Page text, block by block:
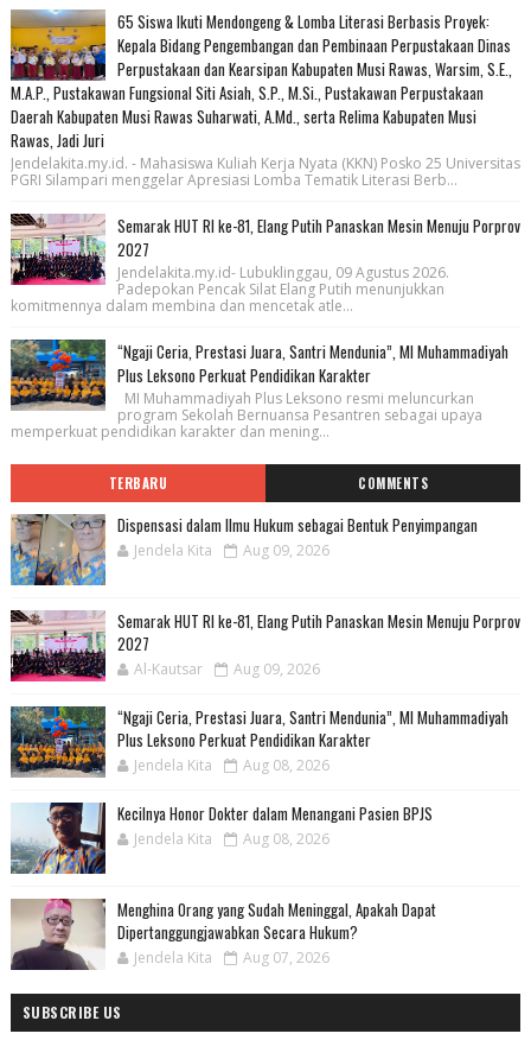
65 Siswa Ikuti Mendongeng & Lomba Literasi Berbasis Proyek:
Kepala Bidang Pengembangan dan Pembinaan Perpustakaan Dinas
Perpustakaan dan Kearsipan Kabupaten Musi Rawas, Warsim, S.E.,
M.A.P., Pustakawan Fungsional Siti Asiah, S.P., M.Si., Pustakawan Perpustakaan
Daerah Kabupaten Musi Rawas Suharwati, A.Md., serta Relima Kabupaten Musi
Rawas, Jadi Juri
Jendelakita.my.id. - Mahasiswa Kuliah Kerja Nyata (KKN) Posko 25 Universitas
PGRI Silampari menggelar Apresiasi Lomba Tematik Literasi Berb...
Semarak HUT RI ke-81, Elang Putih Panaskan Mesin Menuju Porprov
2027
Jendelakita.my.id- Lubuklinggau, 09 Agustus 2026.
Padepokan Pencak Silat Elang Putih menunjukkan
komitmennya dalam membina dan mencetak atle...
“Ngaji Ceria, Prestasi Juara, Santri Mendunia”, MI Muhammadiyah
Plus Leksono Perkuat Pendidikan Karakter
MI Muhammadiyah Plus Leksono resmi meluncurkan
program Sekolah Bernuansa Pesantren sebagai upaya
memperkuat pendidikan karakter dan mening...
TERBARU COMMENTS
Dispensasi dalam Ilmu Hukum sebagai Bentuk Penyimpangan
Jendela Kita Aug 09, 2026
Semarak HUT RI ke-81, Elang Putih Panaskan Mesin Menuju Porprov
2027
Al-Kautsar Aug 09, 2026
“Ngaji Ceria, Prestasi Juara, Santri Mendunia”, MI Muhammadiyah
Plus Leksono Perkuat Pendidikan Karakter
Jendela Kita Aug 08, 2026
Kecilnya Honor Dokter dalam Menangani Pasien BPJS
Jendela Kita Aug 08, 2026
Menghina Orang yang Sudah Meninggal, Apakah Dapat
Dipertanggungjawabkan Secara Hukum?
Jendela Kita Aug 07, 2026
SUBSCRIBE US